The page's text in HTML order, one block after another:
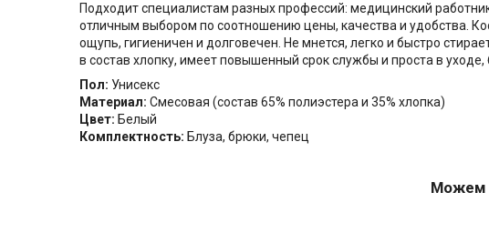
Подходит специалистам разных профессий: медицинский
отличным выбором по соотношению цены, качества и удобства.
ощупь, гигиеничен и долговечен. Не мнется, легко и быстро
в состав хлопку, имеет повышенный срок службы и проста в
Пол: Унисекс
Материал: Смесовая (состав 65% полиэстера и 35% хлопка)
Цвет: Белый
Комплектность: Блуза, брюки, чепец
Можем